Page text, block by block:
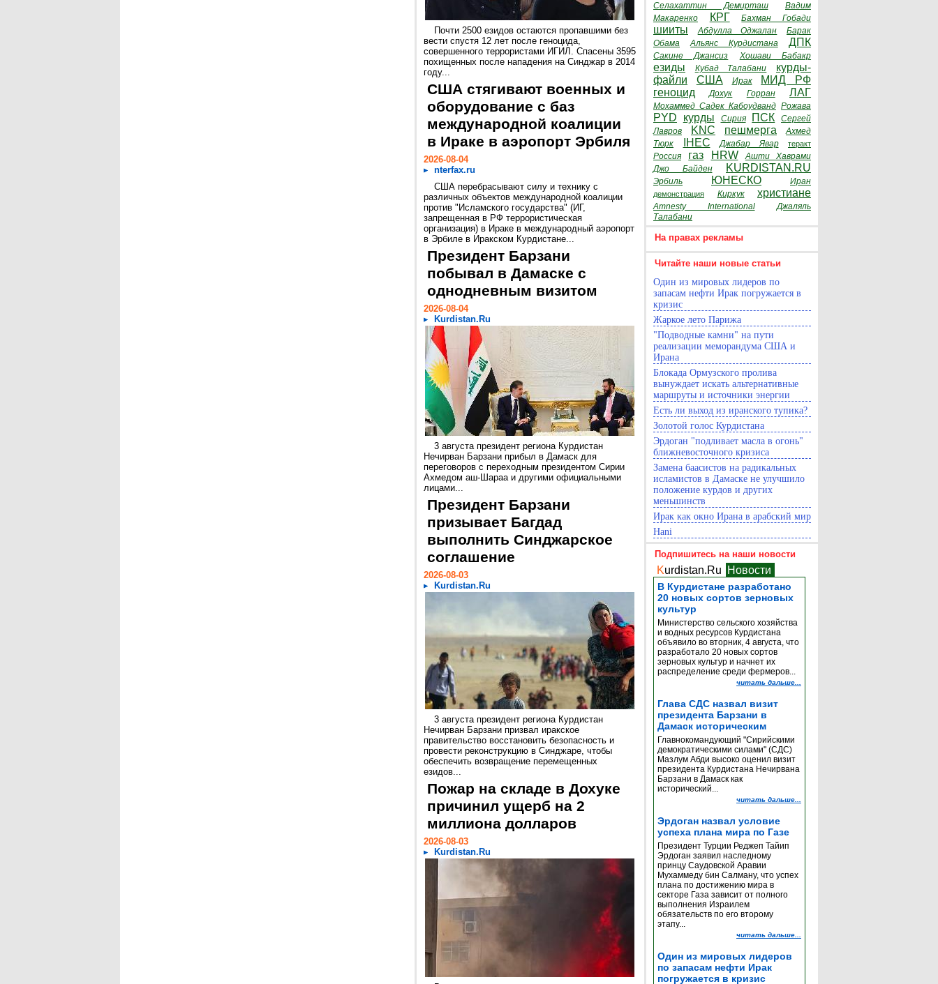
Почти 2500 езидов остаются пропавшими без
вести спустя 12 лет после геноцида,
совершенного террористами ИГИЛ. Спасены 3595
похищенных после нападения на Синджар в 2014
году...
США стягивают военных и
оборудование с баз
международной коалиции
в Ираке в аэропорт Эрбиля
2026-08-04
nterfax.ru
США перебрасывают силу и технику с
различных объектов международной коалиции
против "Исламского государства" (ИГ,
запрещенная в РФ террористическая
организация) в Ираке в международный аэропорт
в Эрбиле в Иракском Курдистане...
Президент Барзани
побывал в Дамаске с
однодневным визитом
2026-08-04
Kurdistan.Ru
3 августа президент региона Курдистан
Нечирван Барзани прибыл в Дамаск для
переговоров с переходным президентом Сирии
Ахмедом аш-Шараа и другими официальными
лицами...
Президент Барзани
призывает Багдад
выполнить Синджарское
соглашение
2026-08-03
Kurdistan.Ru
3 августа президент региона Курдистан
Нечирван Барзани призвал иракское
правительство восстановить безопасность и
провести реконструкцию в Синджаре, чтобы
обеспечить возвращение перемещенных
езидов...
Пожар на складе в Дохуке
причинил ущерб на 2
миллиона долларов
2026-08-03
Kurdistan.Ru
Селахаттин Демирташ
Вадим
Макаренко
КРГ Бахман Гобади
шииты Абдулла Оджалан
Барак
Обама
Альянс Курдистана ДПК
Сакине Джансиз Хошави Бабакр
езиды Кубад Талабани
курды-
файли
США Ирак
МИД РФ
геноцид
Дохук Горран ЛАГ
Мохаммед Садек Кабоудванд Рожава
PYD курды Сирия ПСК
Сергей
Лавров
KNC пешмерга
Ахмед
Тюрк
IHEC Джабар Явар теракт
Россия газ HRW
Ашти Хаврами
Джо Байден
KURDISTAN.RU
Эрбиль ЮНЕСКО Иран
демонстрация Киркук христиане
Amnesty International
Джаляль
Талабани
На правах рекламы
Читайте наши новые статьи
Один из мировых лидеров по
запасам нефти Ирак погружается в
кризис
Жаркое лето Парижа
"Подводные камни" на пути
реализации меморандума США и
Ирана
Блокада Ормузского пролива
вынуждает искать альтернативные
маршруты и источники энергии
Есть ли выход из иранского тупика?
Золотой голос Курдистана
Эрдоган "подливает масла в огонь"
ближневосточного кризиса
Замена баасистов на радикальных
исламистов в Дамаске не улучшило
положение курдов и других
меньшинств
Ирак как окно Ирана в арабский мир
Hani
Подпишитесь на наши новости
Kurdistan.Ru Новости
В Курдистане разработано
20 новых сортов зерновых
культур
Министерство сельского хозяйства
и водных ресурсов Курдистана
объявило во вторник, 4 августа, что
разработало 20 новых сортов
зерновых культур и начнет их
распределение среди фермеров...
читать дальше...
Глава СДС назвал визит
президента Барзани в
Дамаск историческим
Главнокомандующий "Сирийскими
демократическими силами" (СДС)
Мазлум Абди высоко оценил визит
президента Курдистана Нечирвана
Барзани в Дамаск как
исторический...
читать дальше...
Эрдоган назвал условие
успеха плана мира по Газе
Президент Турции Реджеп Тайип
Эрдоган заявил наследному
принцу Саудовской Аравии
Мухаммеду бин Салману, что успех
плана по достижению мира в
секторе Газа зависит от полного
выполнения Израилем
обязательств по его второму
этапу...
читать дальше...
Один из мировых лидеров
по запасам нефти Ирак
погружается в кризис